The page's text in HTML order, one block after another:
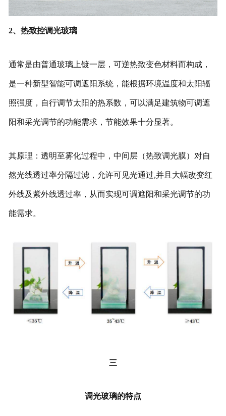
2、热致控调光玻璃
通常是由普通玻璃上镀一层，可逆热致变色材料而构成，
是一种新型智能可调遮阳系统，能根据环境温度和太阳辐
照强度，自行调节太阳的热系数，可以满足建筑物可调遮
阳和采光调节的功能需求，节能效果十分显著。
其原理：透明至雾化过程中，中间层（热致调光膜）对自
然光线透过率分隔过滤，允许可见光通过,并且大幅改变红
外线及紫外线透过率，从而实现可调遮阳和采光调节的功
能需求。
三
调光玻璃的特点